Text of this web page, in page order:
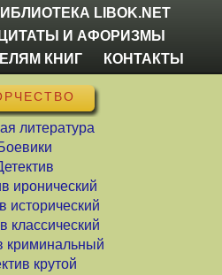
LIBOK.NET
ЦИТАТЫ И АФОРИЗМЫ
КНИГ
КОНТАКТЫ
литература
иронический
исторический
классический
криминальный
крутой